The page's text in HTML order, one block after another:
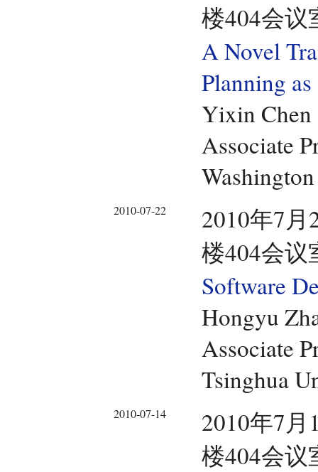
楼404会议
A Novel
Planning
Yixin Chen
Associate
2010-07-22
2010年7
楼404会议
Software
Hongyu
Associate
Tsinghua
2010-07-14
2010年7
楼404会议